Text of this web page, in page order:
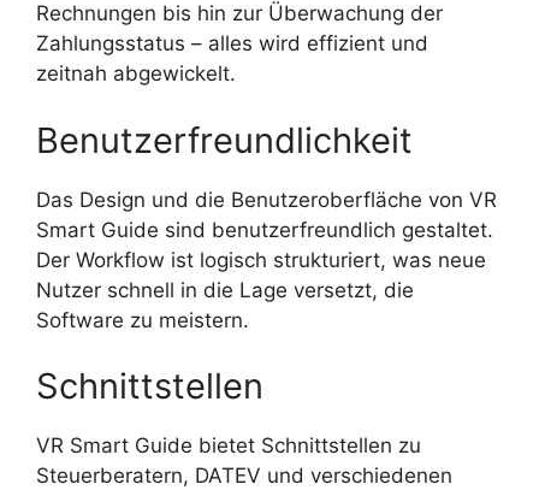
Rechnungen bis hin zur Überwachung der
Zahlungsstatus – alles wird effizient und
zeitnah abgewickelt.
Benutzerfreundlichkeit
Das Design und die Benutzeroberfläche von VR
Smart Guide sind benutzerfreundlich gestaltet.
Der Workflow ist logisch strukturiert, was neue
Nutzer schnell in die Lage versetzt, die
Software zu meistern.
Schnittstellen
VR Smart Guide bietet Schnittstellen zu
Steuerberatern, DATEV und verschiedenen